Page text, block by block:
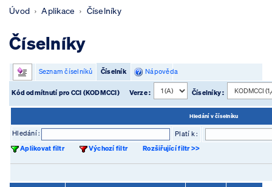
Úvod Aplikace Číselníky
Číselníky
Seznam číselníků Číselník Nápověda
Kód odmítnutí pro CCI (KODMCCI) Verze : Číselníky :
Hledání v číselníku
Hledání :
Platí k :
Aplikovat filtr
Výchozí filtr Rozšiřující filtr >>